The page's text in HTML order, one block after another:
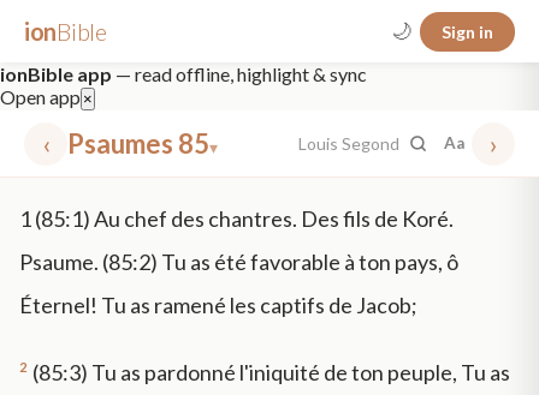
ionBible 🌙 Sign in
ionBible app — read offline, highlight & sync
Open app ×
‹ Psaumes 85▾ Louis Segond Aa ›
nt faith "peace that passeth" grace -law
1(85:1) Au chef des chantres. Des fils de Koré.
Psaume. (85:2) Tu as été favorable à ton pays, ô
Éternel! Tu as ramené les captifs de Jacob;
2 (85:3) Tu as pardonné l'iniquité de ton peuple, Tu as